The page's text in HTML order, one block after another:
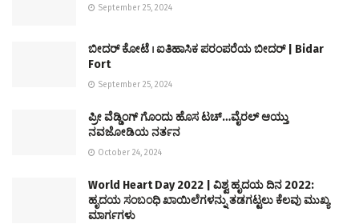
September 25, 2024
ಬೀದರ್ ಕೋಟೆ । ಐತಿಹಾಸಿಕ ಪರಂಪರೆಯ ಬೀದರ್ | Bidar
Fort
September 25, 2024
ಪ್ರೀ ವೆಡ್ಡಿಂಗ್ ಗೊಂದು ಹೊಸ ಟಚ್…ವೈರಲ್ ಆಯ್ತು
ನವಜೋಡಿಯ ನರ್ತನ
October 24, 2024
World Heart Day 2022 | ವಿಶ್ವ ಹೃದಯ ದಿನ 2022:
ಹೃದಯ ಸಂಬಂಧಿ ಖಾಯಿಲೆಗಳನ್ನು ತಡಗಟ್ಟಲು ಕೆಲವು ಮುಖ್ಯ
ಮಾರ್ಗಗಳು